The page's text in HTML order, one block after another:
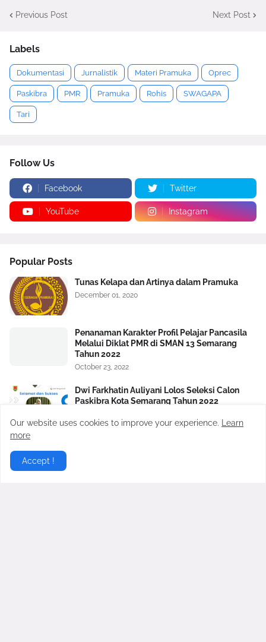
Previous Post Next Post
Labels
Dokumentasi Jurnalistik Materi Pramuka Oprec
Paskibra PMR Pramuka Rohis SWAGAPA
Tari
Follow Us
Facebook Twitter
YouTube Instagram
Popular Posts
Tunas Kelapa dan Artinya dalam Pramuka
December 01, 2020
Penanaman Karakter Profil Pelajar Pancasila
Melalui Diklat PMR di SMAN 13 Semarang
Tahun 2022
October 23, 2022
Dwi Farkhatin Auliyani Lolos Seleksi Calon
Paskibra Kota Semarang Tahun 2022
Our website uses cookies to improve your experience.
Learn
more
Accept !